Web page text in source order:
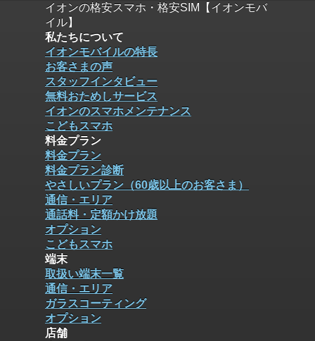
イオンの格安スマホ・格安SIM【イオンモバ
イル】
私たちについて
イオンモバイルの特長
お客さまの声
スタッフインタビュー
無料おためしサービス
イオンのスマホメンテナンス
こどもスマホ
料金プラン
料金プラン
料金プラン診断
やさしいプラン（60歳以上のお客さま）
通信・エリア
通話料・定額かけ放題
オプション
こどもスマホ
端末
取扱い端末一覧
通信・エリア
ガラスコーティング
オプション
店舗